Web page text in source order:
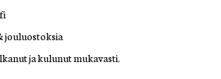
jouluostoksia
ja kulunut mukavasti.